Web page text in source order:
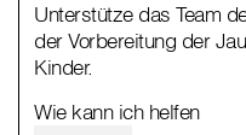
Unterstütze das Team
der Vorbereitung der
Kinder.
Wie kann ich helfen